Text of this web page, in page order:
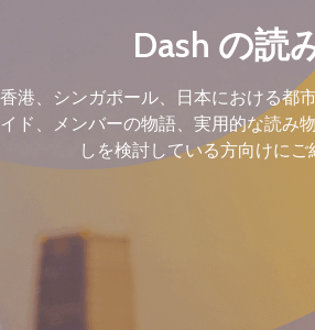
Dash の読
香港、シンガポール、日本における都
イド、メンバーの物語、実用的な読み
しを検討している方向けにご